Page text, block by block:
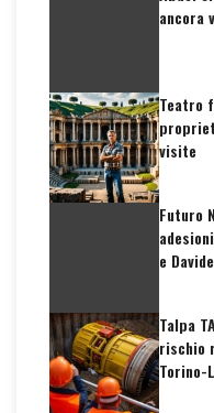
ancora
Teatro
visite
Futuro
e
Talpa
rischio
Torino-